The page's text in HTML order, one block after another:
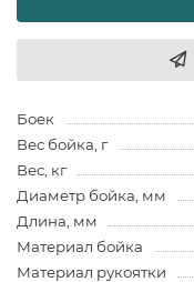
Боек
Вес бойка, г
Вес, кг
Диаметр бойка, мм
Длина, мм
Материал бойка
Материал рукоятки